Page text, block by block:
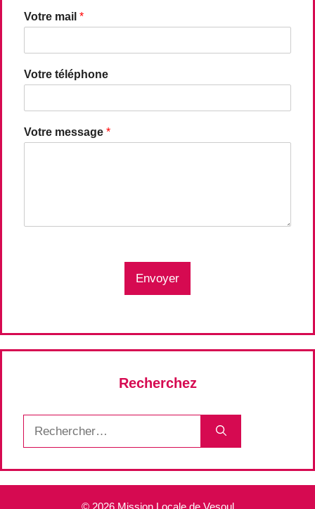
Votre mail *
Votre téléphone
Votre message *
Envoyer
Recherchez
© 2026 Mission Locale de Vesoul